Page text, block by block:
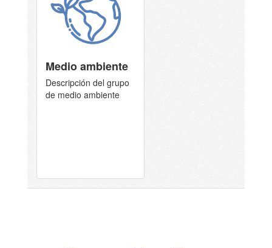
Medio ambiente
Descripción del grupo
de medio ambiente